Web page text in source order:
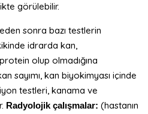
görülebilir.
sonra bazı testlerin
idrarda kan,
olup olmadığına
sayımı, kan biyokimyası içinde
testleri, kanama ve
Radyolojik çalışmalar: (hastanın